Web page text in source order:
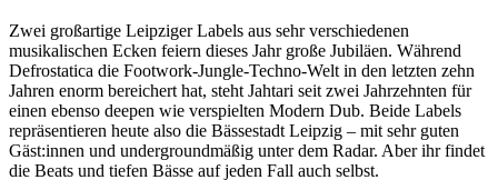
Zwei großartige Leipziger Labels aus sehr verschiedenen
musikalischen Ecken feiern dieses Jahr große Jubiläen. Während
Defrostatica die Footwork-Jungle-Techno-Welt in den letzten zehn
Jahren enorm bereichert hat, steht Jahtari seit zwei Jahrzehnten für
einen ebenso deepen wie verspielten Modern Dub. Beide Labels
repräsentieren heute also die Bässestadt Leipzig – mit sehr guten
Gäst:innen und undergroundmäßig unter dem Radar. Aber ihr findet
die Beats und tiefen Bässe auf jeden Fall auch selbst.